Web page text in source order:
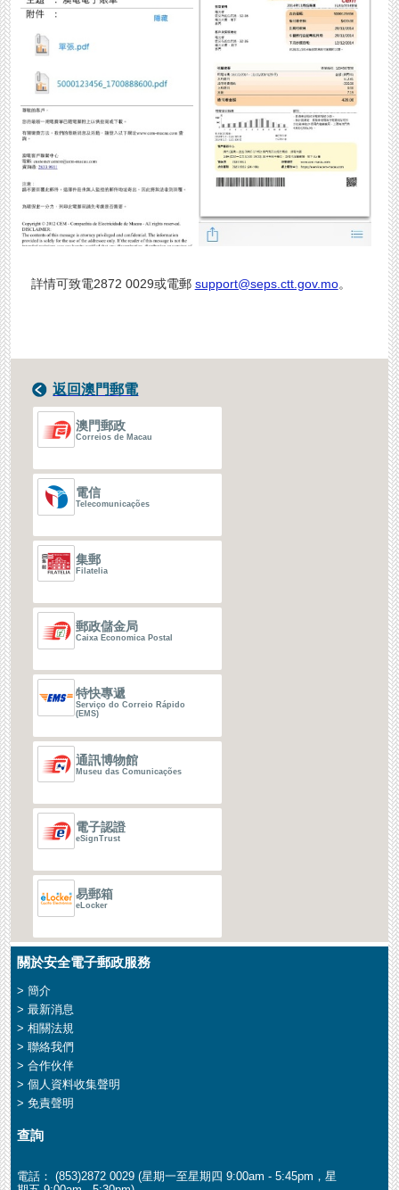
詳情可致電2872 0029或電郵 support@seps.ctt.gov.mo。
返回澳門郵電
澳門郵政
Correios de Macau
電信
Telecomunicações
集郵
Filatelia
郵政儲金局
Caixa Economica Postal
特快專遞
Serviço do Correio Rápido
(EMS)
通訊博物館
Museu das Comunicações
電子認證
eSignTrust
易郵箱
eLocker
關於安全電子郵政服務
> 簡介
> 最新消息
> 相關法規
> 聯絡我們
> 合作伙伴
> 個人資料收集聲明
> 免責聲明
查詢
電話： (853)2872 0029 (星期一至星期四 9:00am - 5:45pm，星